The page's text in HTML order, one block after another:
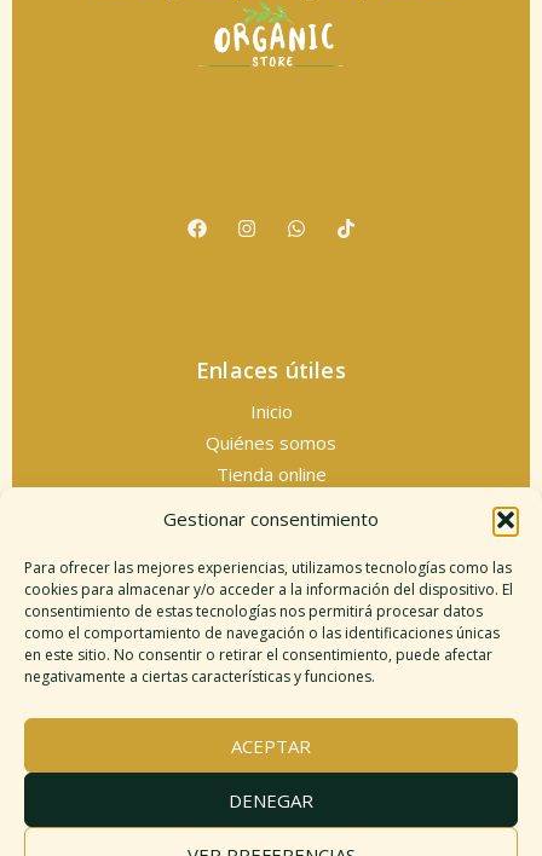
Gestionar consentimiento
Para ofrecer las mejores experiencias, utilizamos tecnologías como las
cookies para almacenar y/o acceder a la información del dispositivo. El
consentimiento de estas tecnologías nos permitirá procesar datos
como el comportamiento de navegación o las identificaciones únicas
en este sitio. No consentir o retirar el consentimiento, puede afectar
negativamente a ciertas características y funciones.
ACEPTAR
DENEGAR
Enlaces útiles
Inicio
Quiénes somos
Tienda online
Información legal
Descargo de responsabilidad
Política de cookies
Mapa del sitio